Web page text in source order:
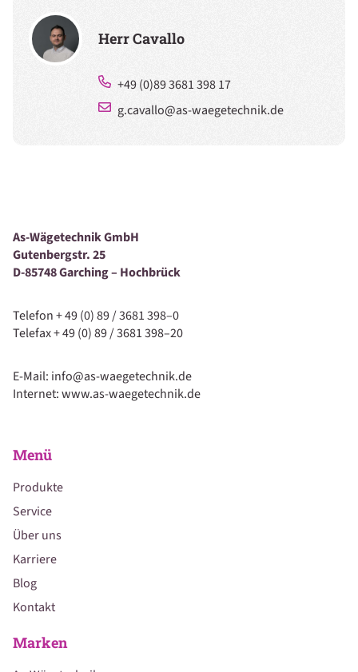
Herr Cavallo
+49 (0)89 3681 398 17
g.cavallo@as-waegetechnik.de
As-Wägetechnik GmbH
Gutenbergstr. 25
D-85748 Garching – Hochbrück
Telefon + 49 (0) 89 / 3681 398–0
Telefax + 49 (0) 89 / 3681 398–20
E-Mail: info@as-waegetechnik.de
Internet: www.as-waegetechnik.de
Menü
Produkte
Service
Über uns
Karriere
Blog
Kontakt
Marken